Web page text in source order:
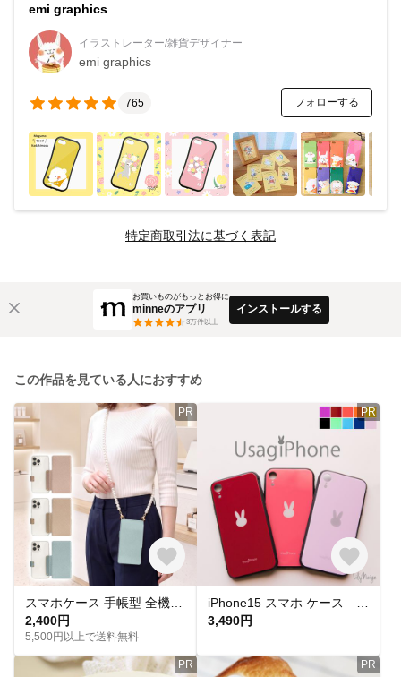
emi graphics
イラストレーター/雑貨デザイナー
emi graphics
765 フォローする
特定商取引法に基づく表記
お買いものがもっとお得に
minneのアプリ
3万件以上
インストールする
この作品を見ている人におすすめ
PR
2,400円
5,500円以上で送料無料
PR
3,490円
PR PR